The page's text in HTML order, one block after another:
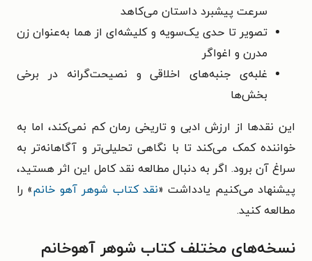
سرعت پیشبرد داستان می‌کاهد
تصویر تا حدی یک‌سویه و کلیشه‌ای از هما به‌عنوان زن
مدرن و اغواگر
غلبه‌ی جنبه‌های اخلاقی و نصیحت‌گرانه در برخی
بخش‌ها
این نقدها از ارزش ادبی و تاریخی رمان کم نمی‌کند، اما به
خواننده کمک می‌کند تا با نگاهی تحلیلی‌تر و آگاهانه‌تر به
سراغ آن برود. اگر به دنبال مطالعه نقد کامل این اثر هستید،
پیشنهاد می‌کنیم یادداشت «نقد کتاب شوهر آهو خانم» را
مطالعه کنید.
نسخه‌های مختلف کتاب شوهر آهوخانم